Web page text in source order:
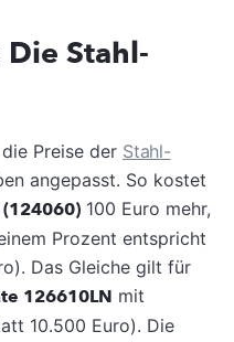
Stahl-
Preise der Stahl-
angepasst. So kostet
100 Euro mehr,
Prozent entspricht
Das Gleiche gilt für
126610LN mit
10.500 Euro). Die